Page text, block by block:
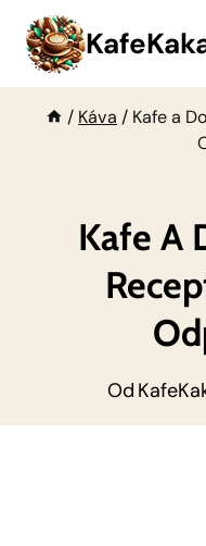
Přeskočit
obsah
/ Káva / Kafe a
Kafe A
Od